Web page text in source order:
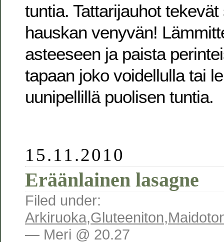
tuntia. Tattarijauhot
hauskan venyvän!
asteeseen ja paista
tapaan joko voidellulla tai
uunipellillä puolisen tuntia.
15.11.2010
Eräänlainen lasagne
Filed under:
Arkiruoka,Gluteeniton,
— Meri @ 20.27